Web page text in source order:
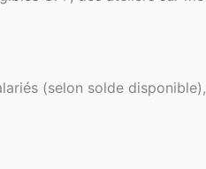
(selon solde